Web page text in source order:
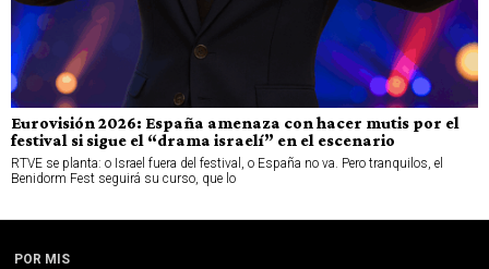
Eurovisión 2026: España amenaza con hacer mutis por el
festival si sigue el “drama israelí” en el escenario
RTVE se planta: o Israel fuera del festival, o España no va. Pero tranquilos, el
Benidorm Fest seguirá su curso, que lo
POR MIS